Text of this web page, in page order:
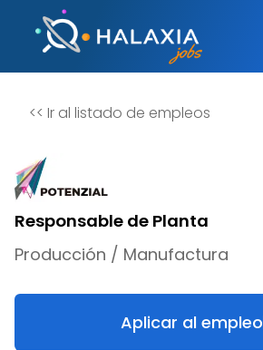
<< Ir al listado de empleos
Responsable de Planta
Producción / Manufactura
Aplicar al empleo